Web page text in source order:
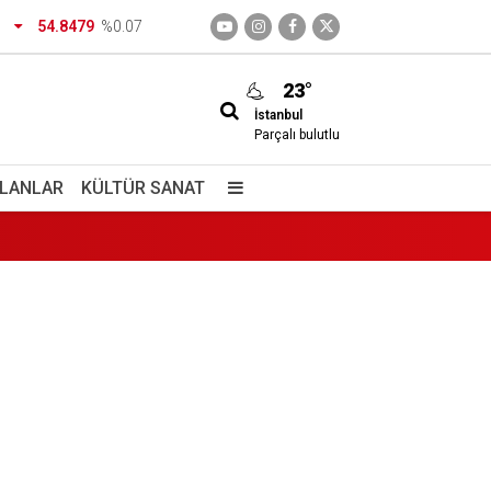
54.8479 %0.07
23°
İstanbul
Parçalı bulutlu
KÜLTÜR SANAT